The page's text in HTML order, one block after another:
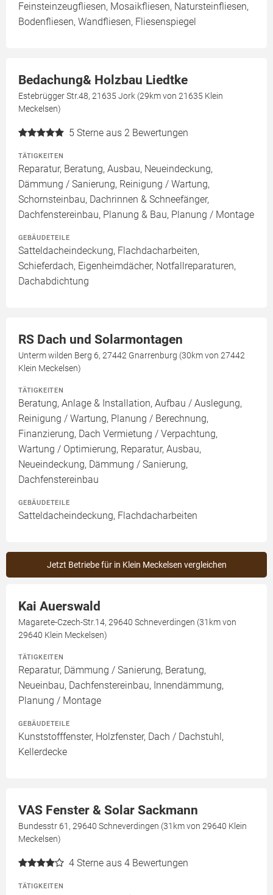
Feinsteinzeugfliesen, Mosaikfliesen, Natursteinfliesen,
Bodenfliesen, Wandfliesen, Fliesenspiegel
Bedachung& Holzbau Liedtke
Estebrügger Str.48, 21635 Jork (29km von 21635 Klein
Meckelsen)
5 Sterne aus 2 Bewertungen
TÄTIGKEITEN
Reparatur, Beratung, Ausbau, Neueindeckung,
Dämmung / Sanierung, Reinigung / Wartung,
Schornsteinbau, Dachrinnen & Schneefänger,
Dachfenstereinbau, Planung & Bau, Planung / Montage
GEBÄUDETEILE
Satteldacheindeckung, Flachdacharbeiten,
Schieferdach, Eigenheimdächer, Notfallreparaturen,
Dachabdichtung
RS Dach und Solarmontagen
Unterm wilden Berg 6, 27442 Gnarrenburg (30km von 27442
Klein Meckelsen)
TÄTIGKEITEN
Beratung, Anlage & Installation, Aufbau / Auslegung,
Reinigung / Wartung, Planung / Berechnung,
Finanzierung, Dach Vermietung / Verpachtung,
Wartung / Optimierung, Reparatur, Ausbau,
Neueindeckung, Dämmung / Sanierung,
Dachfenstereinbau
GEBÄUDETEILE
Satteldacheindeckung, Flachdacharbeiten
Jetzt Betriebe für in Klein Meckelsen vergleichen
Kai Auerswald
Magarete-Czech-Str.14, 29640 Schneverdingen (31km von
29640 Klein Meckelsen)
TÄTIGKEITEN
Reparatur, Dämmung / Sanierung, Beratung,
Neueinbau, Dachfenstereinbau, Innendämmung,
Planung / Montage
GEBÄUDETEILE
Kunststofffenster, Holzfenster, Dach / Dachstuhl,
Kellerdecke
VAS Fenster & Solar Sackmann
Bundesstr 61, 29640 Schneverdingen (31km von 29640 Klein
Meckelsen)
4 Sterne aus 4 Bewertungen
TÄTIGKEITEN